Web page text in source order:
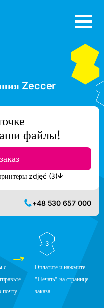
Zeccer
файлы!
Показать ближайшие доступные принтеры zdjęć (3)
+48 530 657 000
с
почту
3
Оплатите и нажмите
"Печать" на странице
заказа